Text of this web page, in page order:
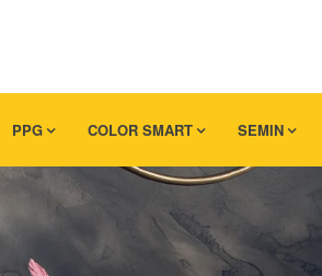
PPG COLOR SMART SEMIN